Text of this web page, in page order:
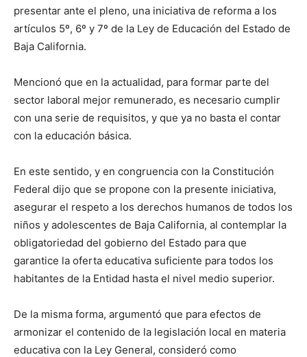
presentar ante el pleno, una iniciativa de reforma a los
artículos 5º, 6º y 7º de la Ley de Educación del Estado de
Baja California.
Mencionó que en la actualidad, para formar parte del
sector laboral mejor remunerado, es necesario cumplir
con una serie de requisitos, y que ya no basta el contar
con la educación básica.
En este sentido, y en congruencia con la Constitución
Federal dijo que se propone con la presente iniciativa,
asegurar el respeto a los derechos humanos de todos los
niños y adolescentes de Baja California, al contemplar la
obligatoriedad del gobierno del Estado para que
garantice la oferta educativa suficiente para todos los
habitantes de la Entidad hasta el nivel medio superior.
De la misma forma, argumentó que para efectos de
armonizar el contenido de la legislación local en materia
educativa con la Ley General, consideró como